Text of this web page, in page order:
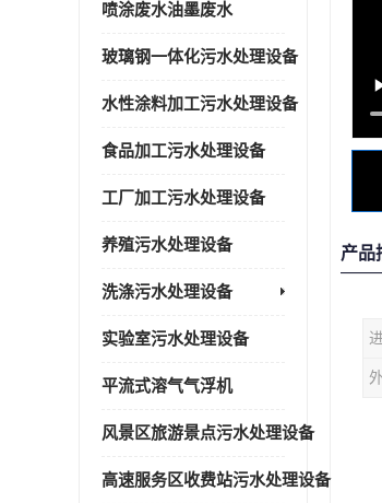
喷涂废水油墨废水
玻璃钢一体化污水处理设备
水性涂料加工污水处理设备
食品加工污水处理设备
工厂加工污水处理设备
养殖污水处理设备
洗涤污水处理设备
实验室污水处理设备
平流式溶气气浮机
风景区旅游景点污水处理设备
高速服务区收费站污水处理设备
产品